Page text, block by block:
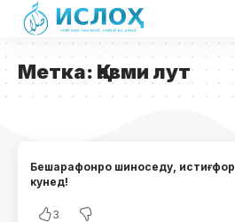
Метка: Қавми лут
Бешарафонро шиноседу, истиғфор
кунед!
3